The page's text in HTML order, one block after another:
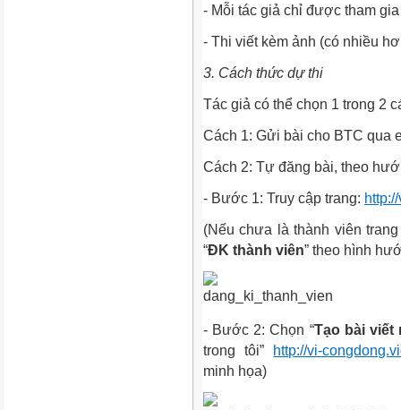
- Mỗi tác giả chỉ được tham
- Thi viết kèm ảnh (có nhiều
3. Cách thức dự thi
Tác giả có thể chọn 1 trong 2
Cách 1: Gửi bài cho BTC qua
Cách 2: Tự đăng bài, theo
- Bước 1: Truy cập trang:
(Nếu chưa là thành viên
“ĐK thành viên” theo hình
- Bước 2: Chọn “Tạo bài viết
trong tôi” http://vi-
minh họa)